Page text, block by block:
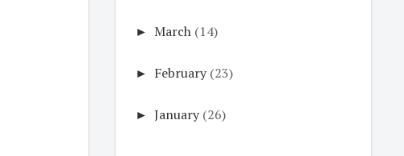
► March (14)
► February (23)
► January (26)